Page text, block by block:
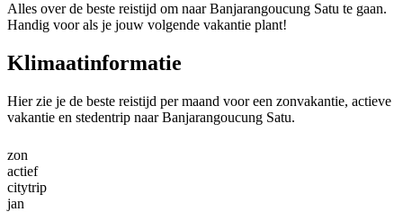
Alles over de beste reistijd om naar Banjarangoucung Satu te gaan.
Handig voor als je jouw volgende vakantie plant!
Klimaatinformatie
Hier zie je de beste reistijd per maand voor een zonvakantie, actieve
vakantie en stedentrip naar Banjarangoucung Satu.
zon
actief
citytrip
jan